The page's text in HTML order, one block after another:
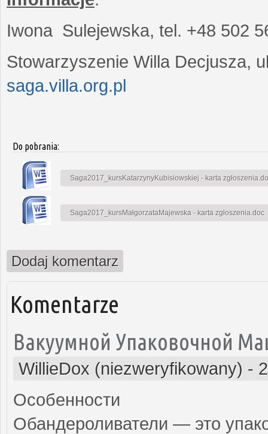
Iwona Sulejewska, tel. +48 502
Stowarzyszenie Willa Decjusza,
saga.villa.org.pl
Do pobrania:
Saga2017_kursKatarzynyKubisiowskiej - karta
Saga2017_kursMałgorzataMajewska - karta zgłoszenia.doc
Dodaj komentarz
Komentarze
Вакуумной Упаковочной
WillieDox (niezweryfikowany) -
Особенности
Обандероливатели — это